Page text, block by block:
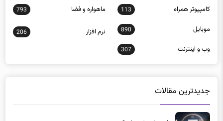
كامپيوتر همراه 113 ماهواره و فضا 793
موبايل 890 نرم افزار 206
وب و اينترنت 307
جدیدترین مقالات